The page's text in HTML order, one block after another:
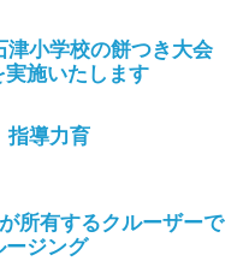
津小学校の餅つき大会
施いたします
指導力育
所有するクルーザーで
ージング